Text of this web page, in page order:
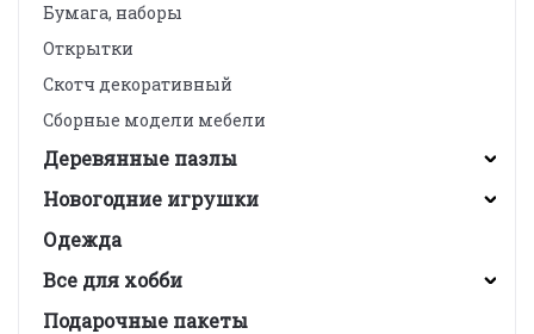
Бумага, наборы
Открытки
Скотч декоративный
Сборные модели мебели
Деревянные пазлы
Новогодние игрушки
Одежда
Все для хобби
Подарочные пакеты